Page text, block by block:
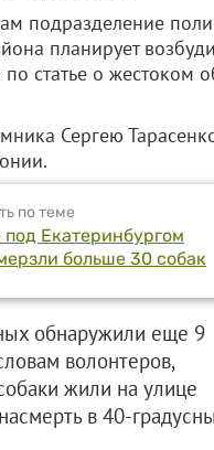
подразделение
планирует
по статье о жестоком
Сергею
по теме
Екатеринбургом
больше 30 собак
обнаружили еще 9
волонтеров,
жили на улице
в 40-